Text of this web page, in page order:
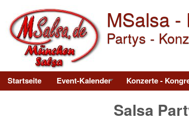
MSalsa -
Partys -
Main menu
Startseite Event-Kalender Konzerte -
Salsa